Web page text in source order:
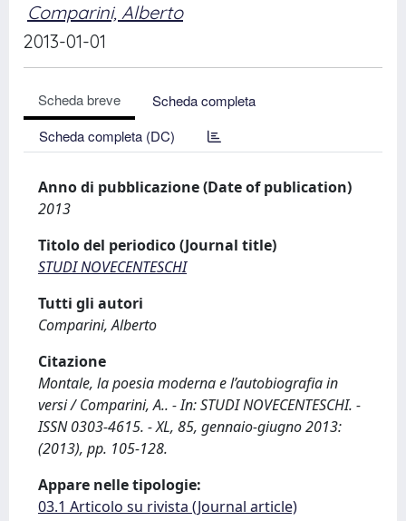
Comparini, Alberto
2013-01-01
Scheda breve
Scheda completa
Scheda completa (DC)
Anno di pubblicazione (Date of publication)
2013
Titolo del periodico (Journal title)
STUDI NOVECENTESCHI
Tutti gli autori
Comparini, Alberto
Citazione
Montale, la poesia moderna e l’autobiografia in
versi / Comparini, A.. - In: STUDI NOVECENTESCHI. -
ISSN 0303-4615. - XL, 85, gennaio-giugno 2013:
(2013), pp. 105-128.
Appare nelle tipologie:
03.1 Articolo su rivista (Journal article)